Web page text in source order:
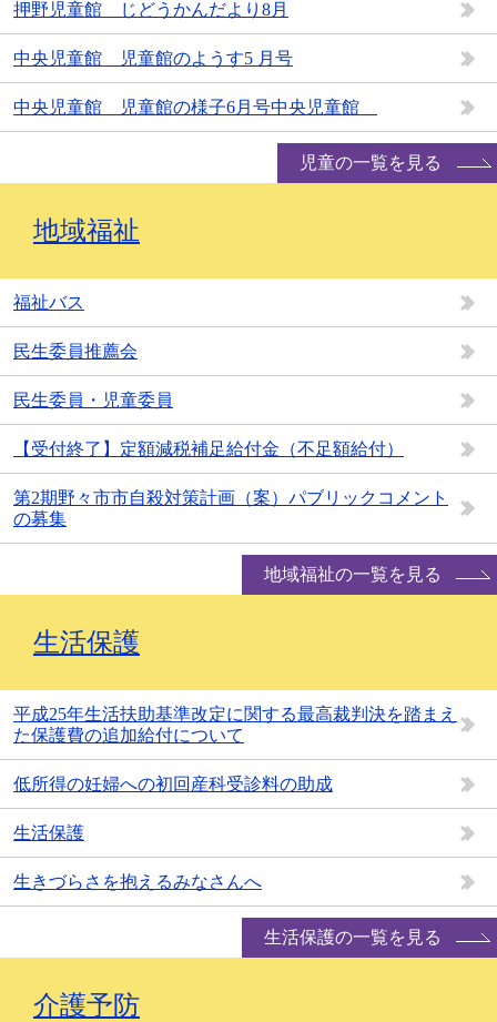
押野児童館 じどうかんだより8月
中央児童館 児童館のようす5 月号
中央児童館 児童館の様子6月号中央児童館
児童の一覧を見る
地域福祉
福祉バス
民生委員推薦会
民生委員・児童委員
【受付終了】定額減税補足給付金（不足額給付）
第2期野々市市自殺対策計画（案）パブリックコメント
の募集
地域福祉の一覧を見る
生活保護
平成25年生活扶助基準改定に関する最高裁判決を踏まえ
た保護費の追加給付について
低所得の妊婦への初回産科受診料の助成
生活保護
生きづらさを抱えるみなさんへ
生活保護の一覧を見る
介護予防